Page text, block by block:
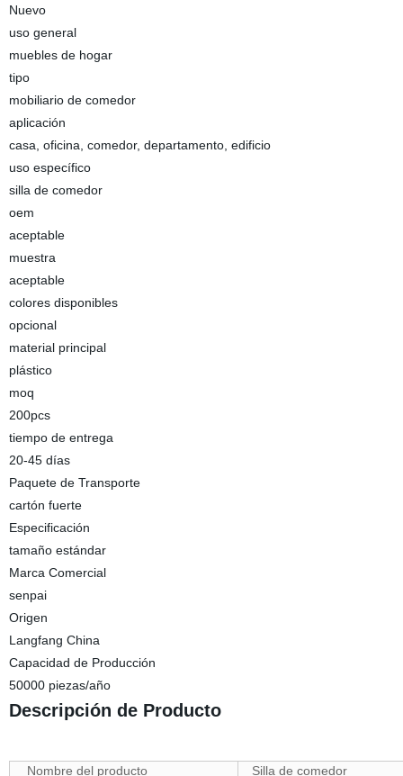
Nuevo
uso general
muebles de hogar
tipo
mobiliario de comedor
aplicación
casa, oficina, comedor, departamento, edificio
uso específico
silla de comedor
oem
aceptable
muestra
aceptable
colores disponibles
opcional
material principal
plástico
moq
200pcs
tiempo de entrega
20-45 días
Paquete de Transporte
cartón fuerte
Especificación
tamaño estándar
Marca Comercial
senpai
Origen
Langfang China
Capacidad de Producción
50000 piezas/año
Descripción de Producto
Nombre del producto
Silla de comedor